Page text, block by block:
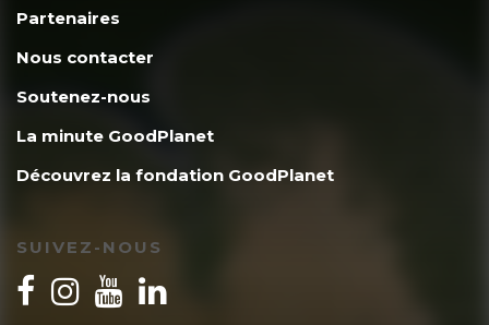
Partenaires
Nous contacter
Soutenez-nous
La minute GoodPlanet
Découvrez la fondation GoodPlanet
SUIVEZ-NOUS